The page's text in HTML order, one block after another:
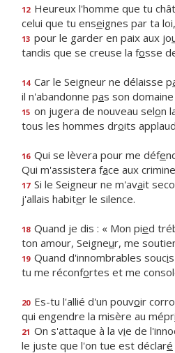
12 Heureux l'homme que tu chât
celui que tu enseignes par ta loi,
13 pour le garder en paix aux jo
tandis que se creuse la fosse
14 Car le Seigneur ne délaisse p
il n'abandonne pas son domaine
15 on jugera de nouveau selon
tous les hommes droits
16 Qui se lèvera pour me défe
Qui m'assistera face aux
17 Si le Seigneur ne m'avait
j'allais habiter le silence.
18 Quand je dis : « Mon pied
ton amour, Seigneur, me
19 Quand d'innombrables souci
tu me réconfortes et me
20 Es-tu l'allié d'un pouvoir
qui engendre la misère au mépri
21 On s'attaque à la vie de
le juste que l'on tue est déclaré